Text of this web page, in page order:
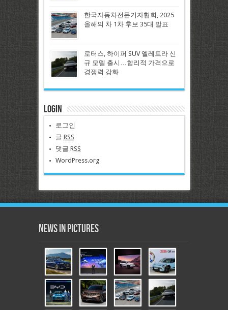
한국자동차전문기자협회, 2025
올해의 차 1차 후보 35대 발표
로터스, 하이퍼 SUV 엘레트라 신
규 모델 출시…합리적 가격으로
경쟁력 강화
Login
로그인
글 RSS
댓글 RSS
WordPress.org
News in Pictures